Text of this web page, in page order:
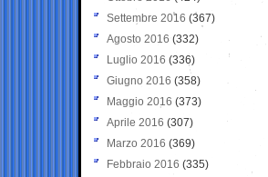
Settembre 2016 (367)
Agosto 2016 (332)
Luglio 2016 (336)
Giugno 2016 (358)
Maggio 2016 (373)
Aprile 2016 (307)
Marzo 2016 (369)
Febbraio 2016 (335)